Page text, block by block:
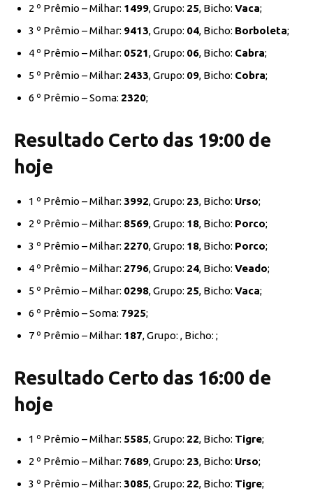
2 º Prêmio – Milhar: 1499, Grupo: 25, Bicho: Vaca;
3 º Prêmio – Milhar: 9413, Grupo: 04, Bicho: Borboleta;
4 º Prêmio – Milhar: 0521, Grupo: 06, Bicho: Cabra;
5 º Prêmio – Milhar: 2433, Grupo: 09, Bicho: Cobra;
6 º Prêmio – Soma: 2320;
Resultado Certo das 19:00 de
hoje
1 º Prêmio – Milhar: 3992, Grupo: 23, Bicho: Urso;
2 º Prêmio – Milhar: 8569, Grupo: 18, Bicho: Porco;
3 º Prêmio – Milhar: 2270, Grupo: 18, Bicho: Porco;
4 º Prêmio – Milhar: 2796, Grupo: 24, Bicho: Veado;
5 º Prêmio – Milhar: 0298, Grupo: 25, Bicho: Vaca;
6 º Prêmio – Soma: 7925;
7 º Prêmio – Milhar: 187, Grupo: , Bicho: ;
Resultado Certo das 16:00 de
hoje
1 º Prêmio – Milhar: 5585, Grupo: 22, Bicho: Tigre;
2 º Prêmio – Milhar: 7689, Grupo: 23, Bicho: Urso;
3 º Prêmio – Milhar: 3085, Grupo: 22, Bicho: Tigre;